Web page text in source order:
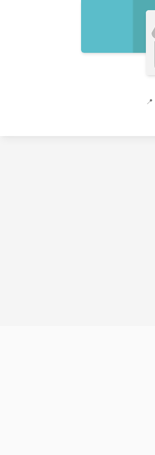
📍